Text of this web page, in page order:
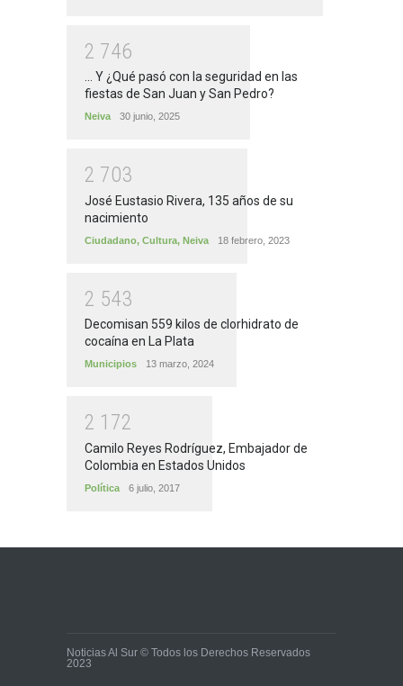
2 746
... Y ¿Qué pasó con la seguridad en las
fiestas de San Juan y San Pedro?
Neiva 30 junio, 2025
2 703
José Eustasio Rivera, 135 años de su
nacimiento
Ciudadano, Cultura, Neiva 18 febrero, 2023
2 543
Decomisan 559 kilos de clorhidrato de
cocaína en La Plata
Municipios 13 marzo, 2024
2 1 72
Camilo Reyes Rodríguez, Embajador de
Colombia en Estados Unidos
Política 6 julio, 2017
Noticias Al Sur © Todos los Derechos Reservados
2023